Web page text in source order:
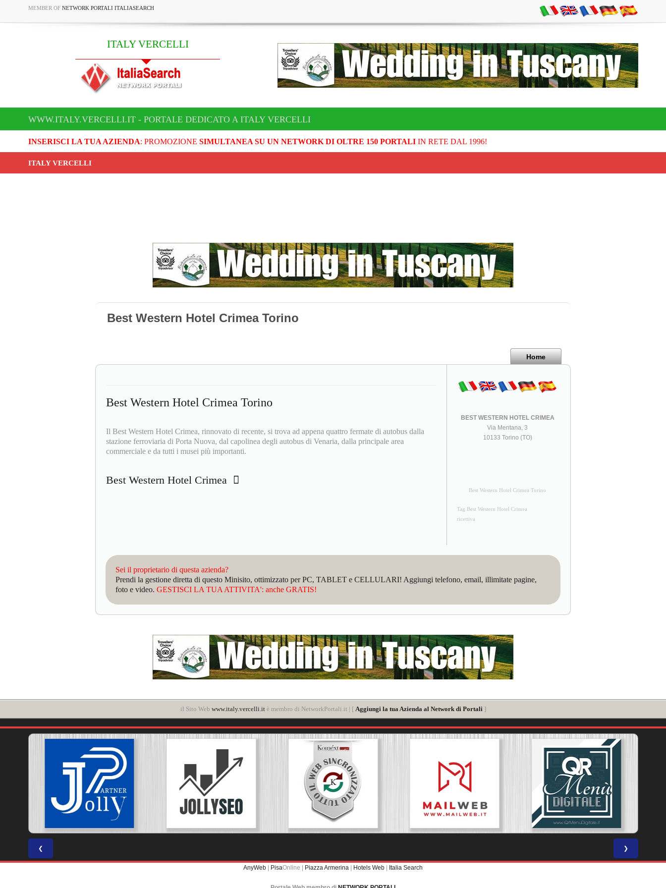
MEMBER OF NETWORK PORTALI ITALIASEARCH
ITALY VERCELLI
WWW.ITALY.VERCELLI.IT - PORTALE DEDICATO A ITALY VERCELLI
INSERISCI LA TUA AZIENDA: PROMOZIONE SIMULTANEA SU UN NETWORK DI OLTRE 150 PORTALIIN RETE DAL 1996!
ITALY VERCELLI
Best Western Hotel Crimea Torino
Home
Best Western Hotel Crimea Torino
Il Best Western Hotel Crimea, rinnovato di recente, si trova ad appena quattro fermate di autobus dalla
stazione ferroviaria di Porta Nuova, dal capolinea degli autobus di Venaria, dalla principale area
commerciale e da tutti i musei più importanti.
Best Western Hotel Crimea
BEST WESTERN HOTEL CRIMEA
Via Mentana, 3
10133 Torino (TO)
Best Western Hotel Crimea Torino
Tag Best Western Hotel Crimea
ricettiva
Sei il proprietario di questa azienda?
Prendi la gestione diretta di questo Minisito, ottimizzato per PC, TABLET e CELLULARI! Aggiungi telefono, email, illimitate pagine,
foto e video. GESTISCI LA TUA ATTIVITA': anche GRATIS!
il Sito Web www.italy.vercelli.itè membro di NetworkPortali.it | [ Aggiungi la tua Azienda al Network di Portali ]
❮ ❯
AnyWeb | PisaOnline | Piazza Armerina | Hotels Web | Italia Search